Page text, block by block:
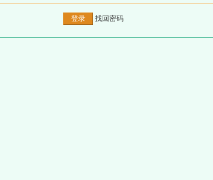
找回密码